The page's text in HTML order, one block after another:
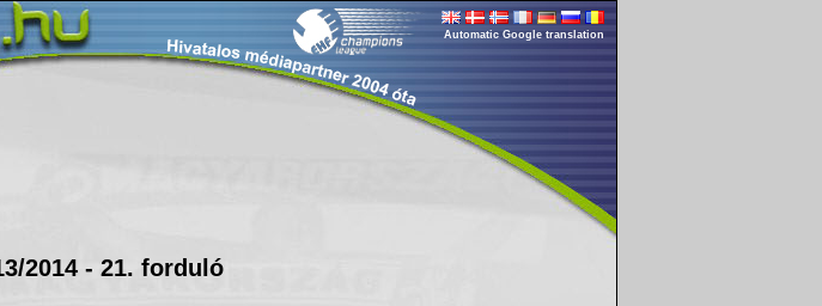
Automatic Google translation
2014 - 21. forduló